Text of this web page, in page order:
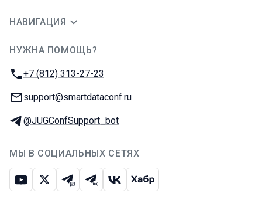
НАВИГАЦИЯ
НУЖНА ПОМОЩЬ?
Телефон:
+7 (812) 313-27-23
E-mail:
support@smartdataconf.ru
Телеграм:
@JUGConfSupport_bot
МЫ В СОЦИАЛЬНЫХ СЕТЯХ
ЮтубИкс Телеграм-чат
Телеграм-канал
ВКонтакте
Хабр